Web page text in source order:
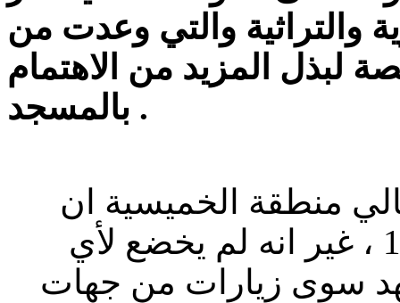
والتراثية والتي وعدت من
لبذل المزيد من الاهتمام
بالمسجد .
منطقة الخميسية ان
المسجد بني تحديدا عند العام 1883 ، غير انه لم يخضع لأي
سوى زيارات من جهات